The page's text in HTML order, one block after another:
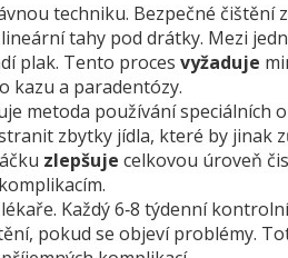
techniku. Bezpečné čištění
tahy pod drátky. Mezi
plak. Tento proces vyžaduje
kazu a paradentózy.
metoda používání speciálních
zbytky jídla, které by jinak
zlepšuje celkovou úroveň
Každý 6‑8 týdenní
pokud se objeví problémy.